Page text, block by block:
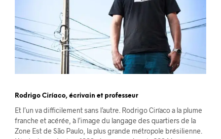
Rodrigo Ciríaco, écrivain et professeur
Et l’un va difficilement sans l’autre. Rodrigo Ciríaco a la plume
franche et acérée, à l’image du langage des quartiers de la
Zone Est de São Paulo, la plus grande métropole brésilienne.